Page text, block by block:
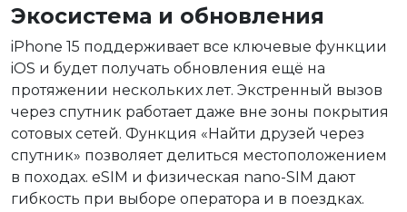
Экосистема и обновления
iPhone 15 поддерживает все ключевые функции
iOS и будет получать обновления ещё на
протяжении нескольких лет. Экстренный вызов
через спутник работает даже вне зоны покрытия
сотовых сетей. Функция «Найти друзей через
спутник» позволяет делиться местоположением
в походах. eSIM и физическая nano-SIM дают
гибкость при выборе оператора и в поездках.